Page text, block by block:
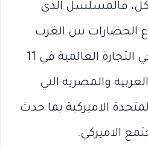
فالمسلسل الذي
الحضارات بين الغرب
والشرق اثر تفجير برجي التجارة العالمية في 11
والمصرية التي
الاميركية بما حدث
الاميركي.